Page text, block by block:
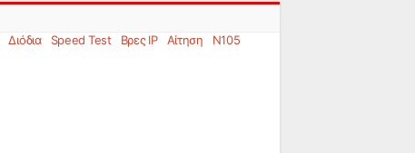
Διόδια Speed Test Βρες IP Αίτηση N105